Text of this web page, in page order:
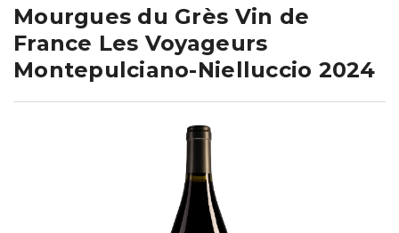
Mourgues du Grès Vin de
France Les Voyageurs
Montepulciano-Nielluccio 2024